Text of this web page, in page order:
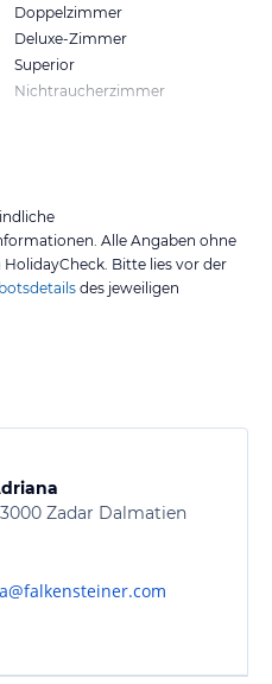
Doppelzimmer
Deluxe-Zimmer
Superior
Nichtraucherzimmer
Alle Angaben ohne
Bitte lies vor der
des jeweiligen
Zadar Dalmatien